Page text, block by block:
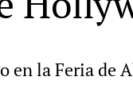
en la Feria de